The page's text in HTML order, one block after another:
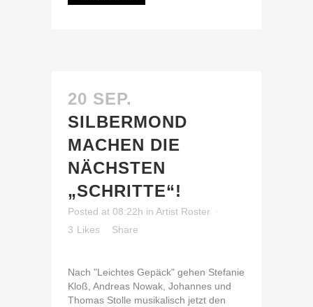
20 SEP.
SILBERMOND
MACHEN DIE
NÄCHSTEN
„SCHRITTE“!
Posted at 08:22h in Artist Roster
3 Likes Share
Nach "Leichtes Gepäck" gehen Stefanie
Kloß, Andreas Nowak, Johannes und
Thomas Stolle musikalisch jetzt den